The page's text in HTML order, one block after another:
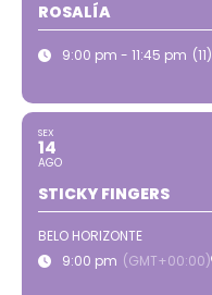
ROSALÍA
9:00 pm - 11:45 pm (11)
SEX
14
AGO
STICKY FINGERS
BELO HORIZONTE
9:00 pm (GMT+00:00)